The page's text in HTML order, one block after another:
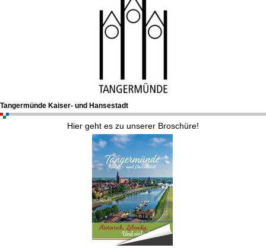
Tangermünde Kaiser- und Hansestadt
Hier geht es zu unserer Broschüre!